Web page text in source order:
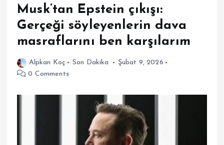
Musk’tan Epstein çıkışı:
Gerçeği söyleyenlerin dava
masraflarını ben karşılarım
Alpkan Koç Son Dakika
Şubat 9, 2026
0 Comments